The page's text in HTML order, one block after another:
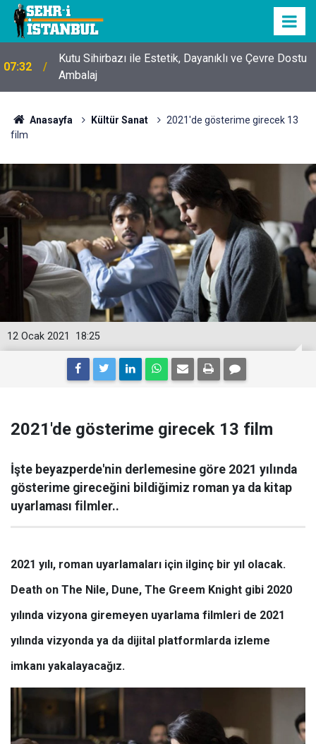
07:32
Kutu Sihirbazı ile Estetik, Dayanıklı ve Çevre Dostu
Ambalaj
Anasayfa Kültür Sanat
2021'de gösterime girecek 13
film
18:25
12 Ocak 2021
2021'de gösterime girecek 13 film
İşte beyazperde'nin derlemesine göre 2021 yılında
gösterime gireceğini bildiğimiz roman ya da kitap
uyarlaması filmler..
2021 yılı, roman uyarlamaları için ilginç bir yıl olacak.
Death on The Nile, Dune, The Greem Knight gibi 2020
yılında vizyona giremeyen uyarlama filmleri de 2021
yılında vizyonda ya da dijital platformlarda izleme
imkanı yakalayacağız.